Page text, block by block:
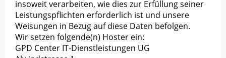
insoweit verarbeiten, wie dies zur Erfüllung seiner
Leistungspflichten erforderlich ist und unsere
Weisungen in Bezug auf diese Daten befolgen.
Wir setzen folgende(n) Hoster ein:
GPD Center IT-Dienstleistungen UG